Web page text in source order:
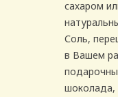
сахаром
Соль,
в Вашем
шоколада,